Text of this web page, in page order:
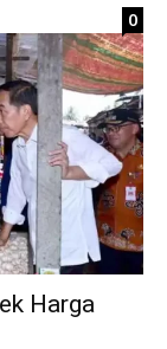
0
Harga